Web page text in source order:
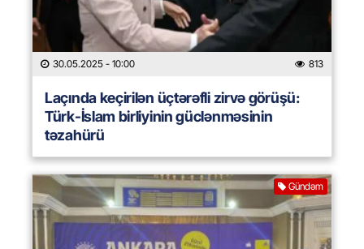
30.05.2025 - 10:00 813
Laçında keçirilən üçtərəfli zirvə görüşü:
Türk-İslam birliyinin güclənməsinin
təzahürü
Gündəm